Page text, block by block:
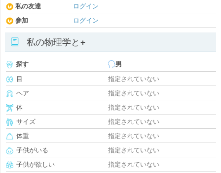
私の友達
ログイン
参加
ログイン
私の物理学と+
探す
男
目
指定されていない
ヘア
指定されていない
体
指定されていない
サイズ
指定されていない
体重
指定されていない
子供がいる
指定されていない
子供が欲しい
指定されていない